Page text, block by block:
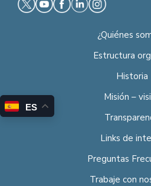
¿Quiénes
Estructura
Historia
Misión –
Links de
Preguntas
Trabaje con
ES